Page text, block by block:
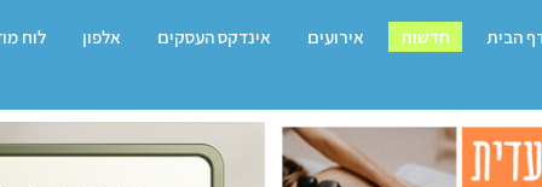
הבית חדשות אירועים אינדקס העסקים אלפון לוח